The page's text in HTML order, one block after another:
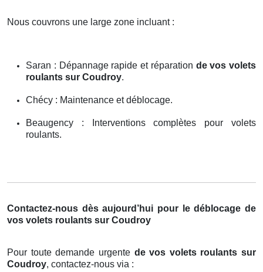
Nous couvrons une large zone incluant :
Saran : Dépannage rapide et réparation de vos volets
roulants sur Coudroy.
Chécy : Maintenance et déblocage.
Beaugency : Interventions complètes pour volets
roulants.
Contactez-nous dès aujourd’hui pour le déblocage de
vos volets roulants sur Coudroy
Pour toute demande urgente de vos volets roulants sur
Coudroy, contactez-nous via :